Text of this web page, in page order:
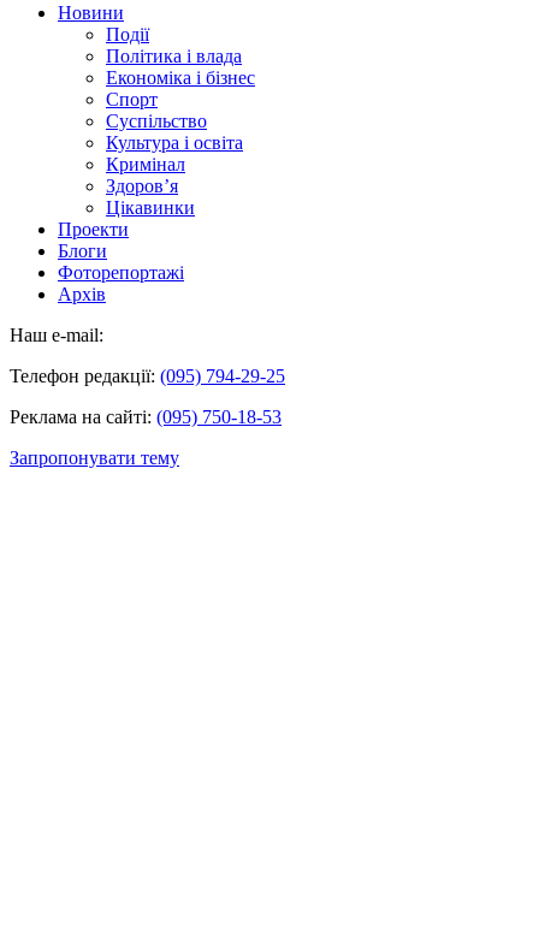
Новини
Події
Політика і влада
Економіка і бізнес
Спорт
Суспільство
Культура і освіта
Кримінал
Здоров’я
Цікавинки
Проекти
Блоги
Фоторепортажі
Архів
Наш e-mail:
Телефон редакції: (095) 794-29-25
Реклама на сайті: (095) 750-18-53
Запропонувати тему